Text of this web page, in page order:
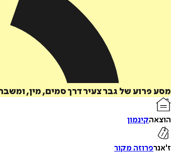
מסע פרוע של גבר צעיר דרך סמים, מין,
הוצאהקינמון
ז'אנרפרוזה מקור